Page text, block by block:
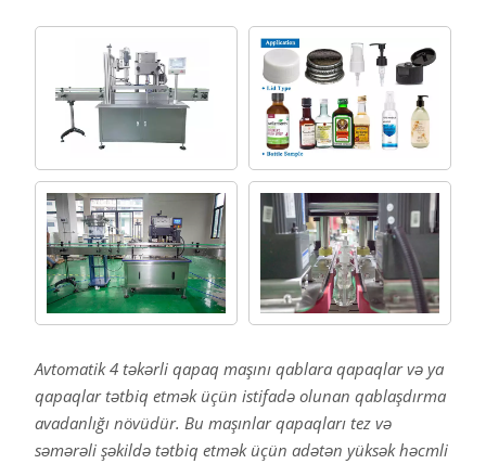
Avtomatik 4 təkərli qapaq maşını qablara qapaqlar və ya
qapaqlar tətbiq etmək üçün istifadə olunan qablaşdırma
avadanlığı növüdür. Bu maşınlar qapaqları tez və
səmərəli şəkildə tətbiq etmək üçün adətən yüksək həcmli